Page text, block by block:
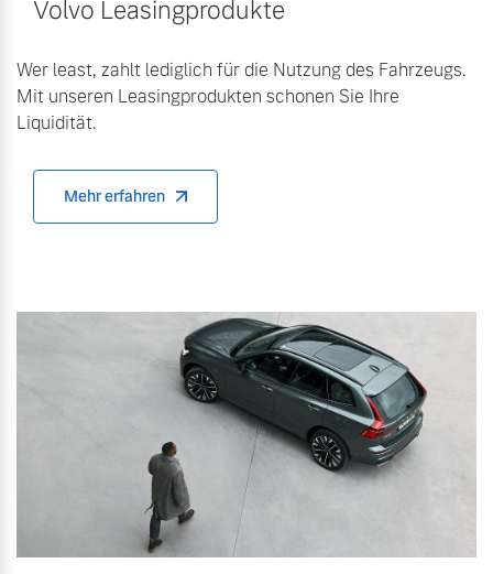
Jetzt kennenlernen
Volvo Leasingprodukte
Wer least, zahlt lediglich für die Nutzung des Fahrzeugs.
Mit unseren Leasingprodukten schonen Sie Ihre
Liquidität.
Mehr erfahren